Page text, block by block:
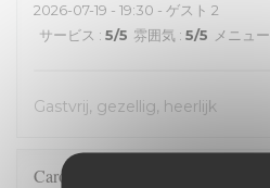
2026-07-19 - 19:30 - ゲスト 2
サービス : 5/5 雰囲気 : 5/5 メニュー
Gastvrij, gezellig, heerlijk
Carole